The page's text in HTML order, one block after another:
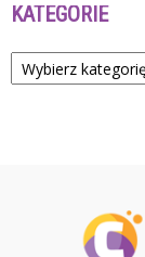
KATEGORIE
Kategorie